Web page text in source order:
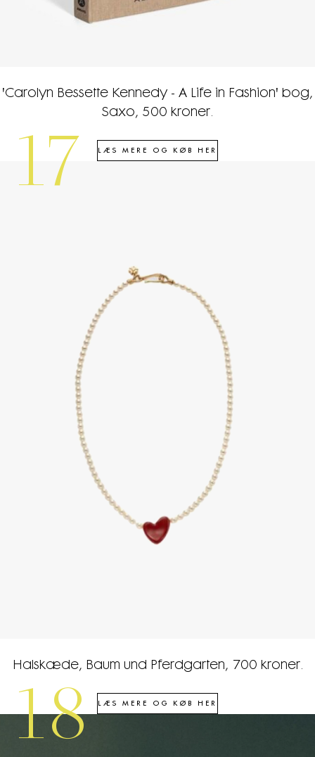
'Carolyn Bessette Kennedy - A Life in Fashion' bog,
Saxo, 500 kroner.
LÆS MERE OG KØB HER
17
Halskæde, Baum und Pferdgarten, 700 kroner.
LÆS MERE OG KØB HER
18